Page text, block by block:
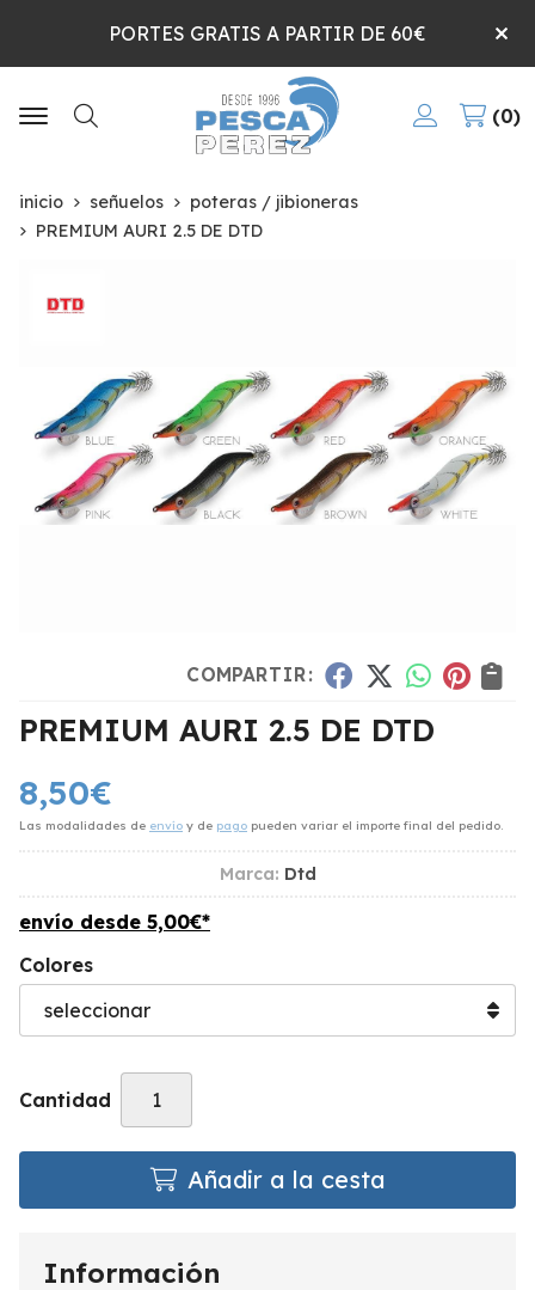
PORTES GRATIS A PARTIR DE 60€
Buscar
0
inicio señuelos
poteras / jibioneras
PREMIUM AURI 2.5 DE DTD
COMPARTIR:
PREMIUM AURI 2.5 DE DTD
8,50€
Las modalidades de envío y de pago pueden variar el importe final del pedido.
Marca: Dtd
envío desde 5,00€*
Colores
Cantidad
Añadir a la cesta
Información